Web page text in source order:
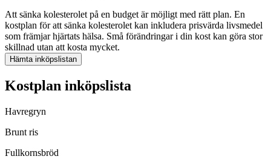
Att sänka kolesterolet på en budget är möjligt med rätt plan. En
kostplan för att sänka kolesterolet kan inkludera prisvärda livsmedel
som främjar hjärtats hälsa. Små förändringar i din kost kan göra stor
skillnad utan att kosta mycket.
Hämta inköpslistan
Kostplan inköpslista
Havregryn
Brunt ris
Fullkornsbröd